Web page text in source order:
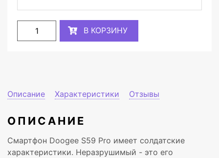
В КОРЗИНУ
Описание Характеристики Отзывы
ОПИСАНИЕ
Смартфон Doogee S59 Pro имеет солдатские
характеристики. Неразрушимый - это его